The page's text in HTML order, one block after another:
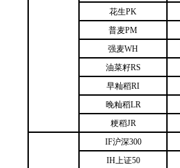
花生PK
普麦PM
强麦WH
油菜籽RS
早籼稻RI
晚籼稻LR
粳稻JR
IF沪深300
IH上证50